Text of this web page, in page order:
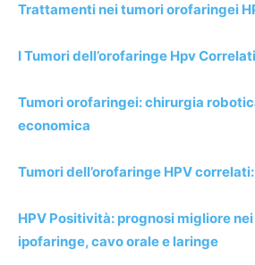
Trattamenti nei tumori orofaringei
I Tumori dell’orofaringe Hpv
Tumori orofaringei: chirurgia
economica
Tumori dell’orofaringe HPV
HPV Positività: prognosi migliore
ipofaringe, cavo orale e laringe